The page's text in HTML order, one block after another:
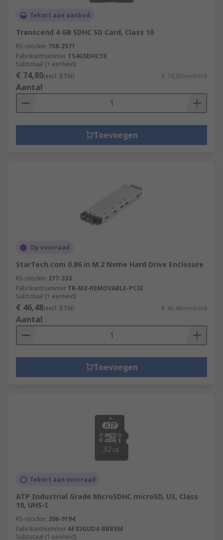
Tekort aan aanbod
Transcend 4 GB SDHC SD Card, Class 10
RS-stocknr. 758-2571
Fabrikantnummer TS4GSDHC10
Subtotaal (1 eenheid)
€ 74,80(excl. BTW) € 74,80/eenheid
Aantal
Toevoegen
Op voorraad
StarTech.com 0.86 in M.2 Nvme Hard Drive Enclosure
RS-stocknr. 277-333
Fabrikantnummer TR-M2-REMOVABLE-PCIE
Subtotaal (1 eenheid)
€ 46,48(excl. BTW) € 46,48/eenheid
Aantal
Toevoegen
Tekort aan voorraad
ATP Industrial Grade MicroSDHC microSD, U3, Class
10, UHS-I
RS-stocknr. 206-9194
FabrikantnummerAF32GUD4-BBBXM
Subtotaal (1 eenheid)